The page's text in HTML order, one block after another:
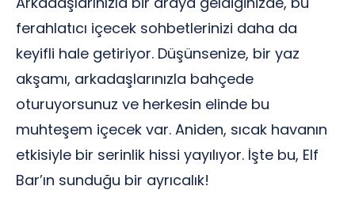
ferahlatıcı içecek sohbetlerinizi daha da
keyifli hale getiriyor. Düşünsenize, bir yaz
akşamı, arkadaşlarınızla bahçede
oturuyorsunuz ve herkesin elinde bu
muhteşem içecek var. Aniden, sıcak havanın
etkisiyle bir serinlik hissi yayılıyor. İşte bu, Elf
Bar’ın sunduğu bir ayrıcalık!